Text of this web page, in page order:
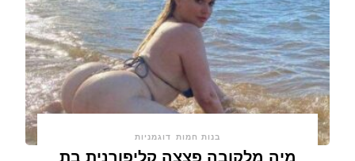
בנות חמות דוגמניות
מיה מלקובה פצצה קליפורנית בת